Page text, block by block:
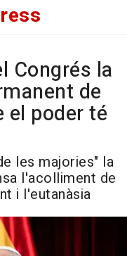
Congrés la
de
el poder té
les majories" la
l'acolliment de
i l'eutanàsia